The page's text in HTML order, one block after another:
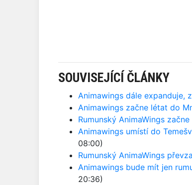
SOUVISEJÍCÍ ČLÁNKY
Animawings dále expanduje,
Animawings začne létat do
Rumunský AnimaWings
Animawings umístí do
08:00)
Rumunský AnimaWings
Animawings bude mít jen
20:36)